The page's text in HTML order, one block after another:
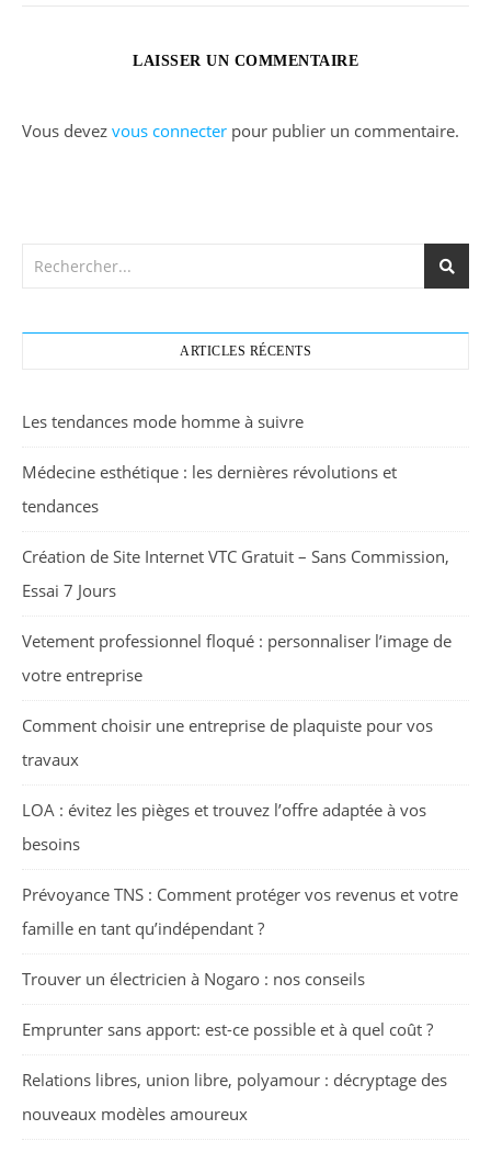
LAISSER UN COMMENTAIRE
Vous devez vous connecter pour publier un commentaire.
ARTICLES RÉCENTS
Les tendances mode homme à suivre
Médecine esthétique : les dernières révolutions et
tendances
Création de Site Internet VTC Gratuit – Sans Commission,
Essai 7 Jours
Vetement professionnel floqué : personnaliser l’image de
votre entreprise
Comment choisir une entreprise de plaquiste pour vos
travaux
LOA : évitez les pièges et trouvez l’offre adaptée à vos
besoins
Prévoyance TNS : Comment protéger vos revenus et votre
famille en tant qu’indépendant ?
Trouver un électricien à Nogaro : nos conseils
Emprunter sans apport: est-ce possible et à quel coût ?
Relations libres, union libre, polyamour : décryptage des
nouveaux modèles amoureux